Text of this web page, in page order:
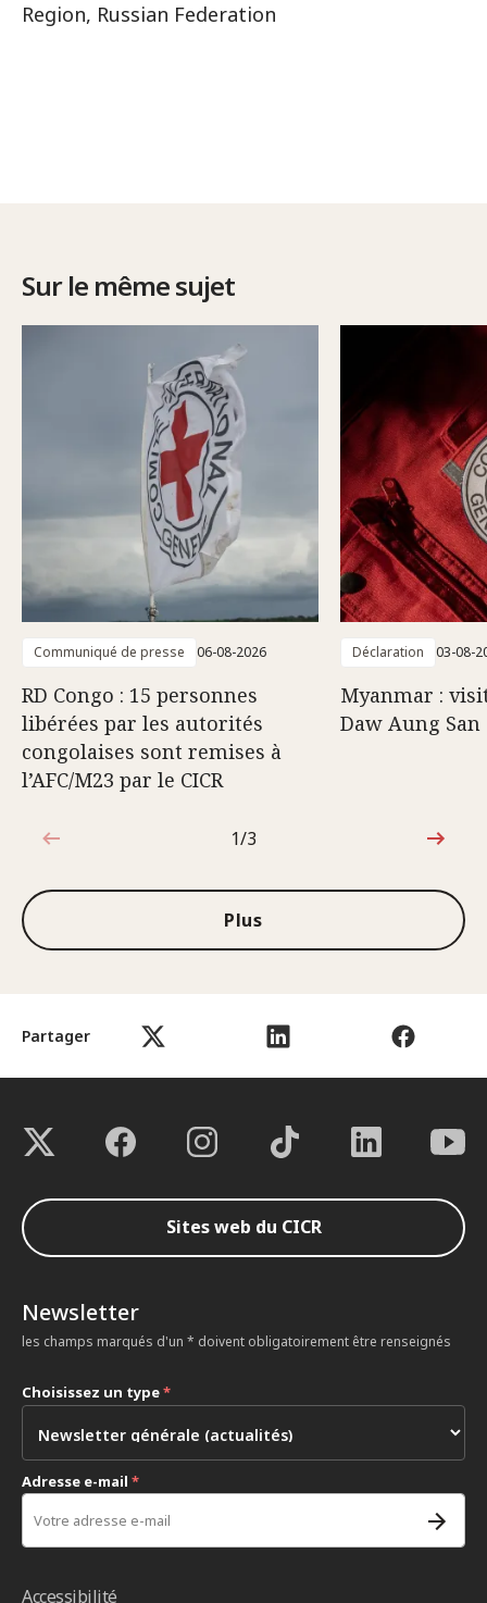
Partager
Region, Russian Federation
Sur le même sujet
Communiqué de presse 06-08-2026
RD Congo : 15 personnes
libérées par les autorités
congolaises sont remises à
l’AFC/M23 par le CICR
Déclaration 03-08-
Myanmar :
Daw Aung San
1sur3
1/3
Plus
Sites web du CICR
Newsletter
les champs marqués d'un * doivent obligatoirement être renseignés
Choisissez un type*
Adresse e-mail *
Accessibilité